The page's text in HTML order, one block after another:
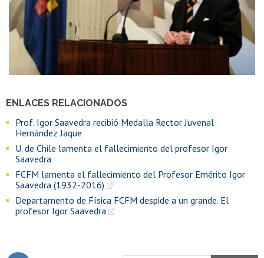
ENLACES RELACIONADOS
Prof. Igor Saavedra recibió Medalla Rector Juvenal
Hernández Jaque
U. de Chile lamenta el fallecimiento del profesor Igor
Saavedra
FCFM lamenta el fallecimiento del Profesor Emérito Igor
Saavedra (1932-2016)
Departamento de Física FCFM despide a un grande. El
profesor Igor Saavedra